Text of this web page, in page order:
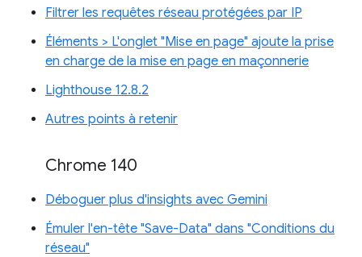
Filtrer les requêtes réseau protégées par IP
Éléments > L'onglet "Mise en page" ajoute la prise
en charge de la mise en page en maçonnerie
Lighthouse 12.8.2
Autres points à retenir
Chrome 140
Déboguer plus d'insights avec Gemini
Émuler l'en-tête "Save-Data" dans "Conditions du
réseau"